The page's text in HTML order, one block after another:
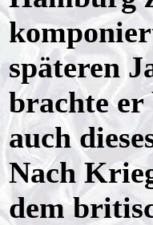
späteren
brachte er
auch
Nach
dem